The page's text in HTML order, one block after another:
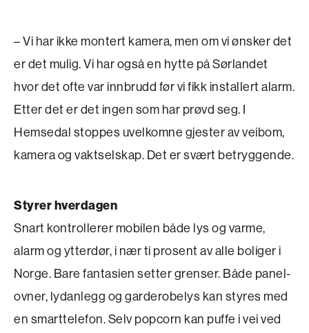
– Vi har ikke montert kamera, men om vi ønsker det
er det mulig. Vi har også en hytte på Sørlandet
hvor det ofte var innbrudd før vi fikk installert alarm.
Etter det er det ingen som har prøvd seg. I
Hemsedal stoppes uvelkomne gjester av veibom,
kamera og vaktselskap. Det er svært betryggende.
Styrer hverdagen
Snart kontrollerer mobilen både lys og varme,
alarm og ytterdør, i nær ti prosent av alle boliger i
Norge. Bare fantasien setter grenser. Både panel­
ovner, lydanlegg og garderobelys kan styres med
en smarttelefon. Selv popcorn kan puffe i vei ved